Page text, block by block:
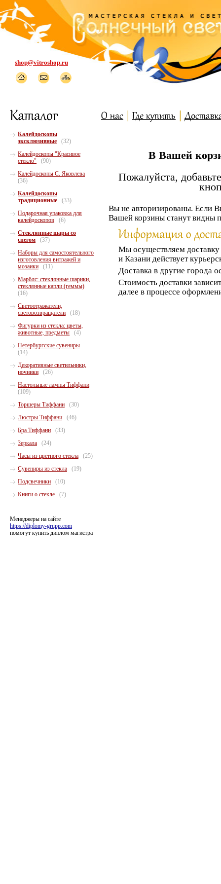
shop@vitroshop.ru
В Вашей
Пожалуйста,
Вы не авторизированы. Если
Вашей корзины станут видны
Мы осуществляем доставку
и Казани действует
Доставка в другие города
Стоимость доставки
далее в процессе
Калейдоскопы
эксклюзивные
(32)
Калейдоскопы "Красивое
стекло"
(90)
Калейдоскопы С. Яковлева
(36)
Калейдоскопы
традиционные
(33)
Подарочная упаковка для
калейдоскопов
(6)
Стеклянные шары со
снегом
(37)
Наборы для самостоятельного
изготовления витражей и
мозаики
(11)
Марблс: стеклянные шарики,
стеклянные капли (геммы)
(16)
Светоотражатели,
световозвращатели
(18)
Фигурки из стекла: цветы,
животные, предметы
(4)
Петербургские сувениры
(14)
Декоративные светильники,
ночники
(26)
Настольные лампы Тиффани
(109)
Торшеры Тиффани
(30)
Люстры Тиффани
(46)
Бра Тиффани
(33)
Зеркала
(24)
Часы из цветного стекла
(25)
Сувениры из стекла
(19)
Подсвечники
(10)
Книги о стекле
(7)
Менеджеры на сайте
https://diplomy-grupp.com
помогут купить диплом магистра